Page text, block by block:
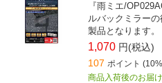
『雨ミエ/
ルバックミラー
製品となります。
1,070 円(税込)
107 ポイント
商品入荷後のお届